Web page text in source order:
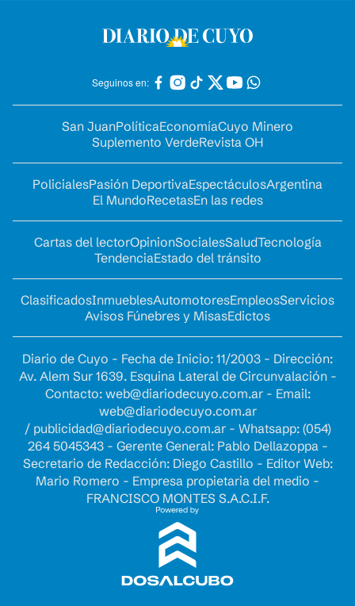
Seguinos en:
San JuanPolíticaEconomíaCuyo Minero
Suplemento VerdeRevista OH
PolicialesPasión DeportivaEspectáculosArgentina
El MundoRecetasEn las redes
Cartas del lectorOpinionSocialesSaludTecnología
TendenciaEstado del tránsito
ClasificadosInmueblesAutomotoresEmpleosServicios
Avisos Fúnebres y MisasEdictos
Diario de Cuyo - Fecha de Inicio: 11/2003 - Dirección:
Av. Alem Sur 1639. Esquina Lateral de Circunvalación -
Contacto: web@diariodecuyo.com.ar- Email:
web@diariodecuyo.com.ar
/ publicidad@diariodecuyo.com.ar- Whatsapp: (054)
264 5045343 - Gerente General: Pablo Dellazoppa -
Secretario de Redacción: Diego Castillo - Editor Web:
Mario Romero - Empresa propietaria del medio -
FRANCISCO MONTES S.A.C.I.F.